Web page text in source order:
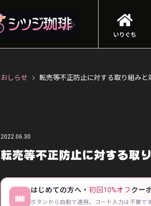
いりぐち
おしらせ 転売等不正防止に対する取り組みと
2022.06.30
転売等不正防止に対する取
🎟
はじめての方へ・ 初回10%オフクー
ボタンから自動で適用。コード入力は不要です